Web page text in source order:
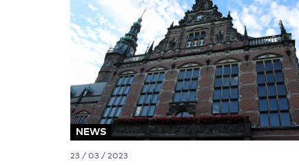
NEWS
23 / 03 / 2023